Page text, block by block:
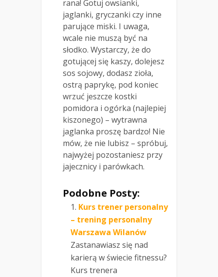
rana! Gotuj owsianki,
jaglanki, gryczanki czy inne
parujące miski. I uwaga,
wcale nie muszą być na
słodko. Wystarczy, że do
gotującej się kaszy, dolejesz
sos sojowy, dodasz zioła,
ostrą paprykę, pod koniec
wrzuć jeszcze kostki
pomidora i ogórka (najlepiej
kiszonego) – wytrawna
jaglanka proszę bardzo! Nie
mów, że nie lubisz – spróbuj,
najwyżej pozostaniesz przy
jajecznicy i parówkach.
Podobne Posty:
Kurs trener personalny
– trening personalny
Warszawa Wilanów
Zastanawiasz się nad
karierą w świecie fitnessu?
Kurs trenera